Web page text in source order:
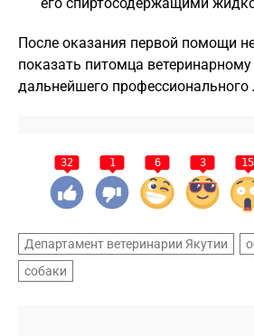
После оказания первой помощи
показать питомца
дальнейшего профессионального
32 1 6 3 15
Департамент ветеринарии Якутии
собаки